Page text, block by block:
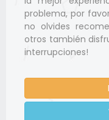
problema, por
no olvides
otros también
interrupciones!